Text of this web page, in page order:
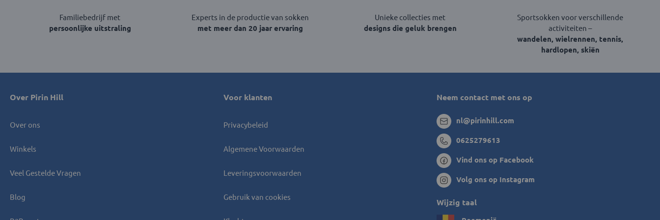
Familiebedrijf met
persoonlijke uitstraling
Experts in de productie van sokken
met meer dan 20 jaar ervaring
Unieke collecties met
designs die geluk brengen
Sportsokken voor verschillende
activiteiten –
wandelen, wielrennen, tennis,
hardlopen, skiën
Over Pirin Hill
Over ons
Winkels
Veel Gestelde Vragen
Blog
Voor klanten
Privacybeleid
Algemene Voorwaarden
Leveringsvoorwaarden
Gebruik van cookies
Neem contact met ons op
nl@pirinhill.com
0625279613
Vind ons op Facebook
Volg ons op Instagram
Wijzig taal